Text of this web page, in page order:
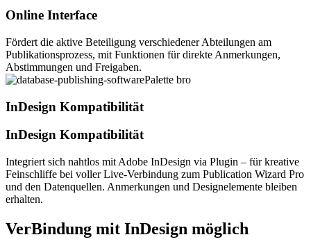
Online Interface
Fördert die aktive Beteiligung verschiedener Abteilungen am
Publikationsprozess, mit Funktionen für direkte Anmerkungen,
Abstimmungen und Freigaben.
InDesign Kompatibilität
InDesign Kompatibilität
Integriert sich nahtlos mit Adobe InDesign via Plugin – für kreative
Feinschliffe bei voller Live-Verbindung zum Publication Wizard Pro
und den Datenquellen. Anmerkungen und Designelemente bleiben
erhalten.
VerBindung mit InDesign möglich